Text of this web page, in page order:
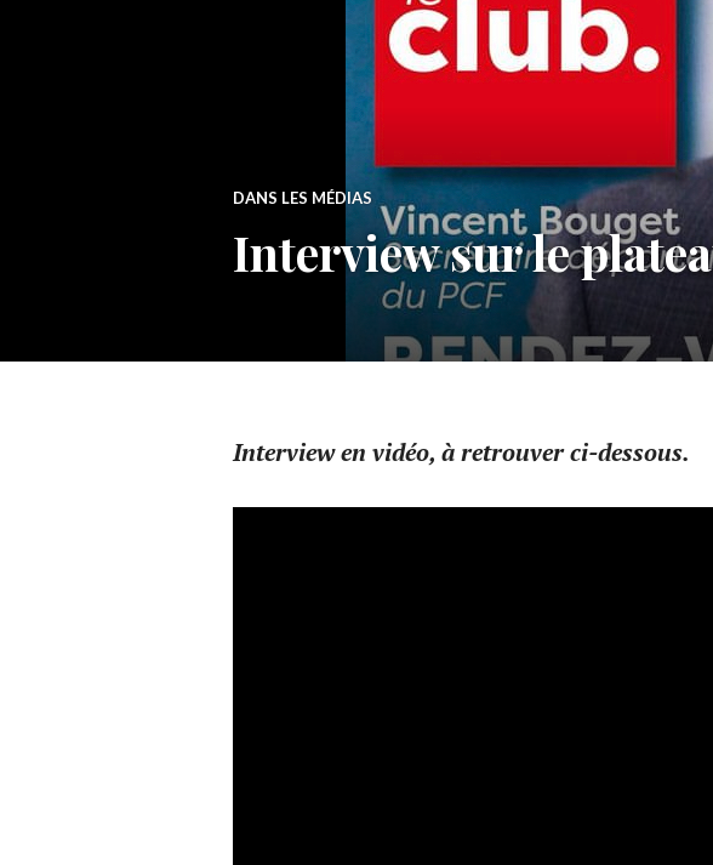
DANS LES MÉDIAS
Interview sur le
Interview en vidéo, à retrouver ci-dessous.